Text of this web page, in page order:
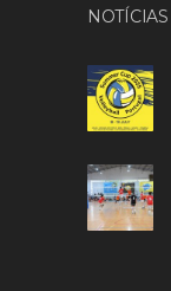
NOTÍCIAS